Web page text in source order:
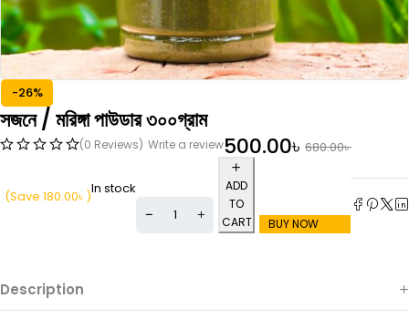
-26%
সজনে / মরিঙ্গা পাউডার ৩০০গ্রাম
(0 Reviews) Write a review 680.00৳
500.00৳
(Save 180.00৳ )In stock
ADD
TO
CART
BUY NOW
Description